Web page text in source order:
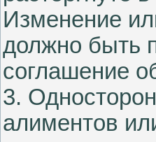
Изменение
должно быть
соглашение
3.
алиментов